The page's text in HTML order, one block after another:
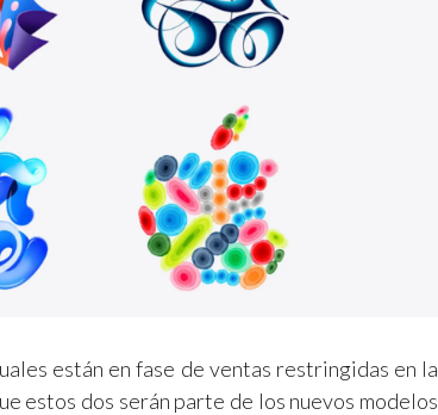
están en fase de ventas restringidas en la
estos dos serán parte de los nuevos modelos